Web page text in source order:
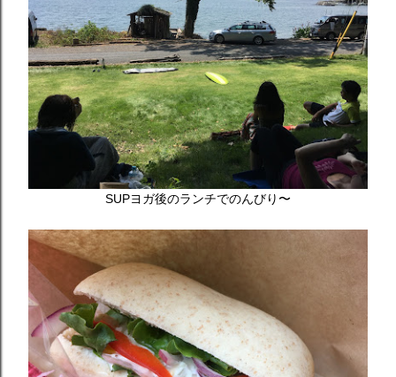
SUPヨガ後のランチでのんびり〜